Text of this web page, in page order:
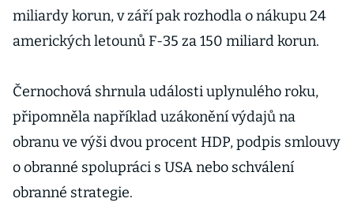
miliardy korun, v září pak rozhodla o nákupu 24
amerických letounů F-35 za 150 miliard korun.
Černochová shrnula události uplynulého roku,
připomněla například uzákonění výdajů na
obranu ve výši dvou procent HDP, podpis smlouvy
o obranné spolupráci s USA nebo schválení
obranné strategie.